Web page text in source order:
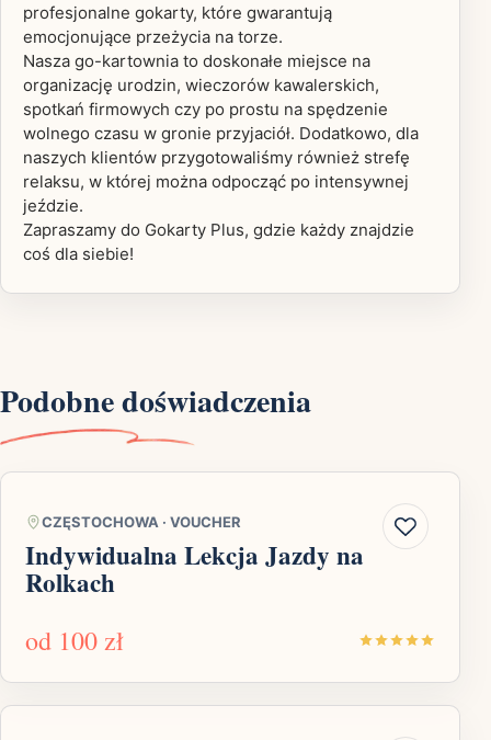
profesjonalne gokarty, które gwarantują
emocjonujące przeżycia na torze.
Nasza go-kartownia to doskonałe miejsce na
organizację urodzin, wieczorów kawalerskich,
spotkań firmowych czy po prostu na spędzenie
wolnego czasu w gronie przyjaciół. Dodatkowo, dla
naszych klientów przygotowaliśmy również strefę
relaksu, w której można odpocząć po intensywnej
jeździe.
Zapraszamy do Gokarty Plus, gdzie każdy znajdzie
coś dla siebie!
Podobne doświadczenia
CZĘSTOCHOWA · VOUCHER
Indywidualna Lekcja Jazdy na
Rolkach
od 100 zł